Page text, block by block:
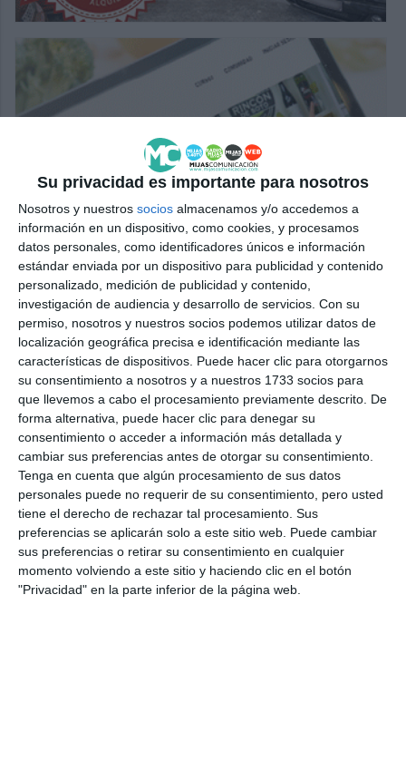
Su privacidad es importante para nosotros
Nosotros y nuestros socios almacenamos y/o accedemos a
información en un dispositivo, como cookies, y procesamos
datos personales, como identificadores únicos e información
estándar enviada por un dispositivo para publicidad y contenido
personalizado, medición de publicidad y contenido,
investigación de audiencia y desarrollo de servicios. Con su
permiso, nosotros y nuestros socios podemos utilizar datos de
localización geográfica precisa e identificación mediante las
características de dispositivos. Puede hacer clic para otorgarnos
su consentimiento a nosotros y a nuestros 1733 socios para
que llevemos a cabo el procesamiento previamente descrito. De
forma alternativa, puede hacer clic para denegar su
consentimiento o acceder a información más detallada y
cambiar sus preferencias antes de otorgar su consentimiento.
Tenga en cuenta que algún procesamiento de sus datos
personales puede no requerir de su consentimiento, pero usted
tiene el derecho de rechazar tal procesamiento. Sus
preferencias se aplicarán solo a este sitio web. Puede cambiar
sus preferencias o retirar su consentimiento en cualquier
momento volviendo a este sitio y haciendo clic en el botón
"Privacidad" en la parte inferior de la página web.